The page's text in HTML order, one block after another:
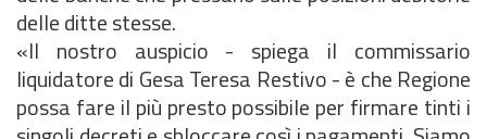
delle ditte stesse.
«Il nostro auspicio - spiega il commissario
liquidatore di Gesa Teresa Restivo - è che Regione
possa fare il più presto possibile per firmare tinti i